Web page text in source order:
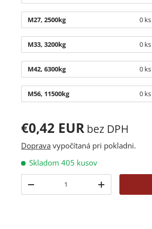
M27, 2500kg 0 ks
M33, 3200kg 0 ks
M42, 6300kg 0 ks
M56, 11500kg 0 ks
€0,42 EURbez DPH
Dopravavypočítaná pri pokladni.
Skladom 405 kusov
-
+